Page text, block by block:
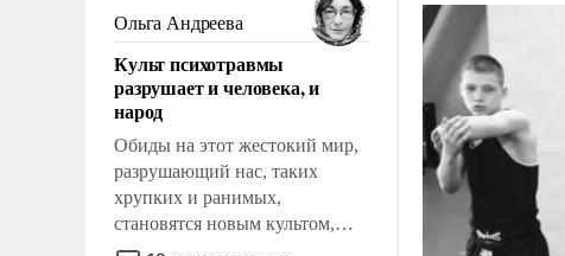
и ее реализация радикально
поднимет наши боевые
возможности.
Ольга Андреева
Культ психотравмы
разрушает и человека, и
народ
Обиды на этот жестокий мир,
разрушающий нас, таких
хрупких и ранимых,
становятся новым культом,
постепенно вытесняя и